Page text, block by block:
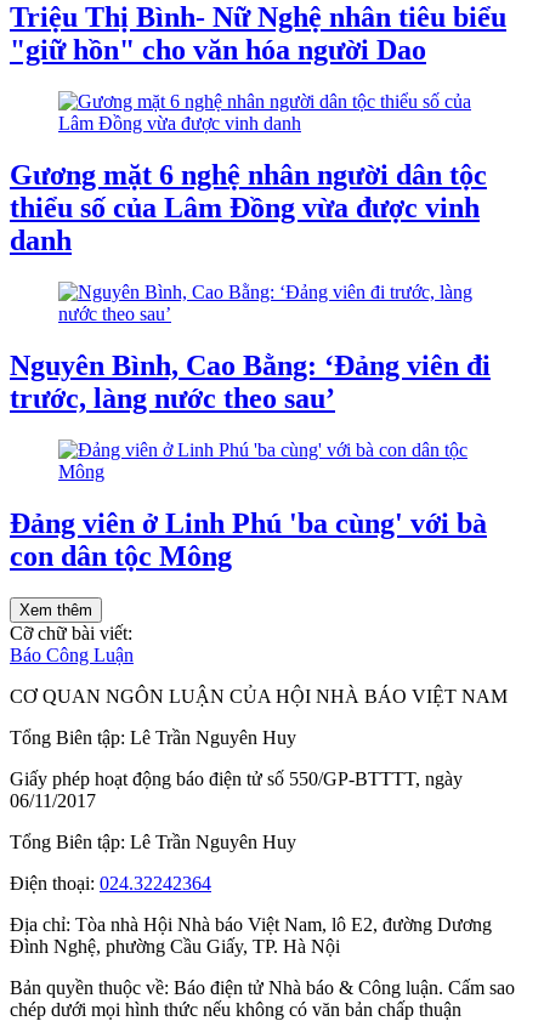
Triệu Thị Bình- Nữ Nghệ nhân tiêu biểu
"giữ hồn" cho văn hóa người Dao
Gương mặt 6 nghệ nhân người dân tộc
thiểu số của Lâm Đồng vừa được vinh
danh
Nguyên Bình, Cao Bằng: ‘Đảng viên đi
trước, làng nước theo sau’
Đảng viên ở Linh Phú 'ba cùng' với bà
con dân tộc Mông
Xem thêm
Cỡ chữ bài viết:
Báo Công Luận
CƠ QUAN NGÔN LUẬN CỦA HỘI NHÀ BÁO VIỆT NAM
Tổng Biên tập: Lê Trần Nguyên Huy
Giấy phép hoạt động báo điện tử số 550/GP-BTTTT, ngày
06/11/2017
Tổng Biên tập: Lê Trần Nguyên Huy
Điện thoại: 024.32242364
Địa chỉ: Tòa nhà Hội Nhà báo Việt Nam, lô E2, đường Dương
Đình Nghệ, phường Cầu Giấy, TP. Hà Nội
Bản quyền thuộc về: Báo điện tử Nhà báo & Công luận. Cấm sao
chép dưới mọi hình thức nếu không có văn bản chấp thuận